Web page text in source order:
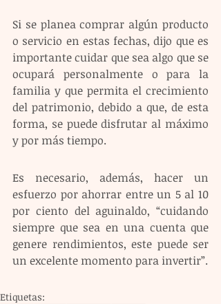
Si se planea comprar algún producto
o servicio en estas fechas, dijo que es
importante cuidar que sea algo que se
ocupará personalmente o para la
familia y que permita el crecimiento
del patrimonio, debido a que, de esta
forma, se puede disfrutar al máximo
y por más tiempo.
Es necesario, además, hacer un
esfuerzo por ahorrar entre un 5 al 10
por ciento del aguinaldo, “cuidando
siempre que sea en una cuenta que
genere rendimientos, este puede ser
un excelente momento para invertir”.
Etiquetas: